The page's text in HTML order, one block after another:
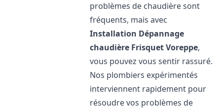
problèmes de chaudière sont
fréquents, mais avec
Installation Dépannage
chaudière FrisquetVoreppe,
vous pouvez vous sentir rassuré.
Nos plombiers expérimentés
interviennent rapidement pour
résoudre vos problèmes de